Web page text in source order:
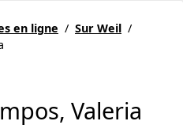
en ligne / Sur Weil /
Valeria